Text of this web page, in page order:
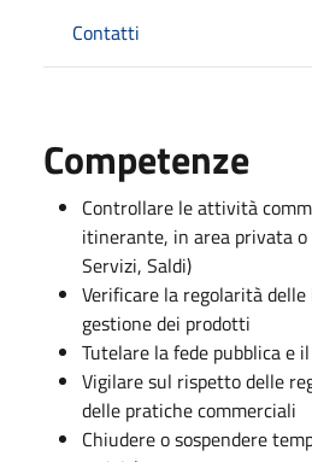
Contatti
Competenze
Controllare le attività
itinerante, in area privata o
Servizi, Saldi)
Verificare la regolarità
gestione dei prodotti
Tutelare la fede pubblica e
Vigilare sul rispetto delle
delle pratiche commerciali
Chiudere o sospendere